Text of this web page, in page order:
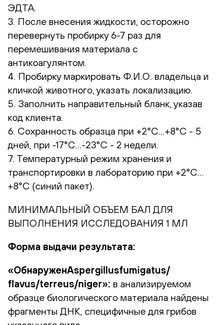
ЭДТА.
3. После внесения жидкости, осторожно
перевернуть пробирку 6-7 раз для
перемешивания материала с
антикоагулянтом.
4. Пробирку маркировать Ф.И.О. владельца и
кличкой животного, указать локализацию.
5. Заполнить направительный бланк, указав
код клиента.
6. Сохранность образца при +2°С…+8°С - 5
дней, при -17°С…-23°С - 2 недели.
7. Температурный режим хранения и
транспортировки в лабораторию при +2°С…
+8°С (синий пакет).
МИНИМАЛЬНЫЙ ОБЪЕМ БАЛ ДЛЯ
ВЫПОЛНЕНИЯ ИССЛЕДОВАНИЯ 1 МЛ
Форма выдачи результата:
«ОбнаруженAspergillusfumigatus/
flavus/terreus/niger»: в анализируемом
образце биологического материала найдены
фрагменты ДНК, специфичные для грибов